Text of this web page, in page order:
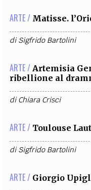
ARTE / Matisse.
diSigfrido Bartolini
ARTE / Artemisia
ribellione al
diChiara Crisci
ARTE / Toulouse
diSigfrido Bartolini
ARTE / Giorgio